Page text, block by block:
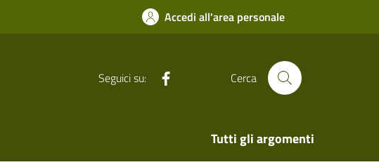
Accedi all'area personale
Seguici su: Cerca
Tutti gli argomenti